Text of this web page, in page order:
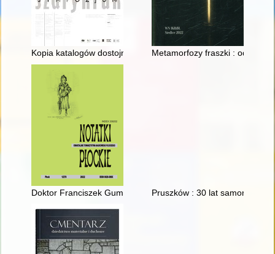
Kopia katalogów dostojniczych a pamięć historyczna
Metamorfozy fraszki : od
Doktor Franciszek Gumowski z Sierpca : aneks biograficzny
Pruszków : 30 lat samorządu